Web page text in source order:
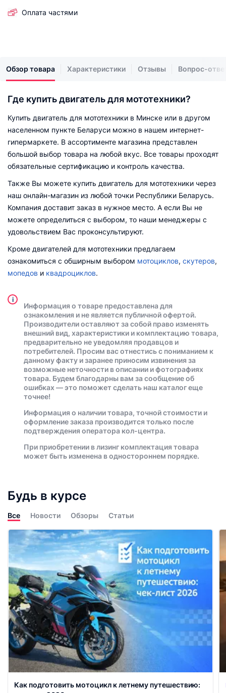
Оплата частями
Обзор товара Характеристики Отзывы Вопрос-
Где купить двигатель для мототехники?
Купить двигатель для мототехники в Минске или в другом
населенном пункте Беларуси можно в нашем интернет-
гипермаркете. В ассортименте магазина представлен
большой выбор товара на любой вкус. Все товары проходят
обязательные сертификацию и контроль качества.
Также Вы можете купить двигатель для мототехники через
наш онлайн-магазин из любой точки Республики Беларусь.
Компания доставит заказ в нужное место. А если Вы не
можете определиться с выбором, то наши менеджеры с
удовольствием Вас проконсультируют.
Кроме двигателей для мототехники предлагаем
ознакомиться с обширным выбором мотоциклов, скутеров,
мопедов и квадроциклов.
i
Информация о товаре предоставлена для
ознакомления и не является публичной офертой.
Производители оставляют за собой право изменять
внешний вид, характеристики и комплектацию товара,
предварительно не уведомляя продавцов и
потребителей. Просим вас отнестись с пониманием к
данному факту и заранее приносим извинения за
возможные неточности в описании и фотографиях
товара. Будем благодарны вам за сообщение об
ошибках — это поможет сделать наш каталог еще
точнее!
Информация о наличии товара, точной стоимости и
оформление заказа производится только после
подтверждения оператора кол-центра.
При приобретении в лизинг комплектация товара
может быть изменена в одностороннем порядке.
Будь в курсе
Все Новости Обзоры Статьи
Как подготовить мотоцикл к летнему путешествию: